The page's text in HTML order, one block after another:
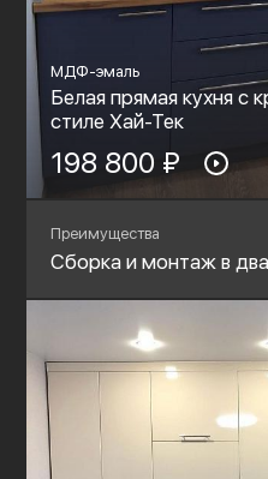
МДФ-эмаль
Белая прямая кухня с
стиле Хай-Тек
198 800 ₽
Преимущества
Сборка и монтаж в